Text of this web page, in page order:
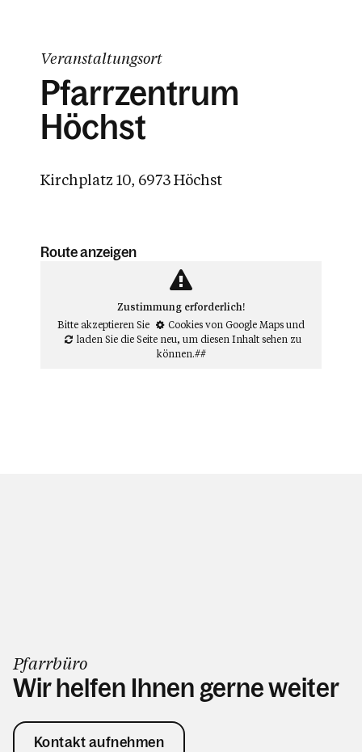
Veranstaltungsort
Pfarrzentrum
Höchst
Kirchplatz 10, 6973 Höchst
Route anzeigen
Zustimmung erforderlich!
Bitte akzeptieren Sie
Cookies von Google Mapsund
laden Sie die Seite neu, um diesen Inhalt sehen zu
können.##
Pfarrbüro
Wir helfen Ihnen gerne weiter
Kontakt aufnehmen